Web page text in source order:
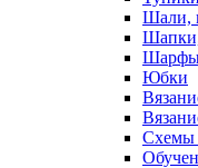
Шали,
Юбки
Схемы